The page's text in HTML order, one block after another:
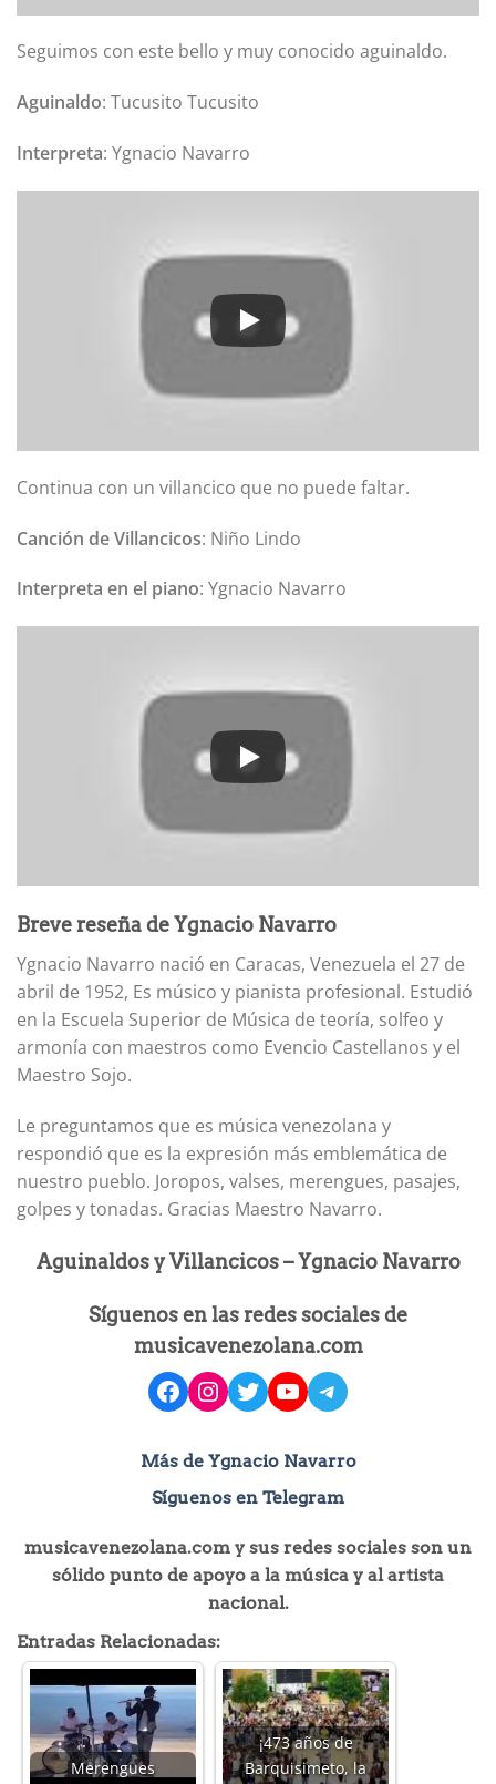
Seguimos con este bello y muy conocido aguinaldo.
Aguinaldo: Tucusito Tucusito
Interpreta: Ygnacio Navarro
Continua con un villancico que no puede faltar.
Canción de Villancicos: Niño Lindo
Interpreta en el piano: Ygnacio Navarro
Breve reseña de Ygnacio Navarro
Ygnacio Navarro nació en Caracas, Venezuela el 27 de
abril de 1952, Es músico y pianista profesional. Estudió
en la Escuela Superior de Música de teoría, solfeo y
armonía con maestros como Evencio Castellanos y el
Maestro Sojo.
Le preguntamos que es música venezolana y
respondió que es la expresión más emblemática de
nuestro pueblo. Joropos, valses, merengues, pasajes,
golpes y tonadas. Gracias Maestro Navarro.
Aguinaldos y Villancicos – Ygnacio Navarro
Síguenos en las redes sociales de
musicavenezolana.com
facebook
instagram
Twitter
YouTube
Telegram
Más de Ygnacio Navarro
Síguenos en Telegram
musicavenezolana.com y sus redes sociales son un
sólido punto de apoyo a la música y al artista
nacional.
Entradas Relacionadas:
Merengues
¡473 años de
Barquisimeto, la